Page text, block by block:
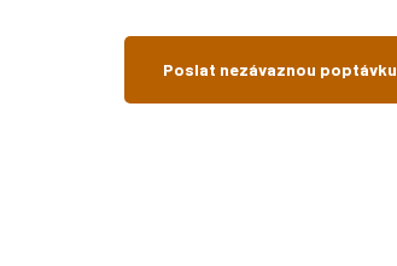
Poslat nezávaznou poptávku